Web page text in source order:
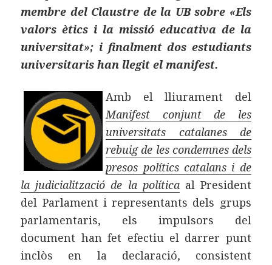
membre del Claustre de la UB sobre «Els
valors ètics i la missió educativa de la
universitat»; i finalment dos estudiants
universitaris han llegit el manifest.
Amb el lliurament del
Manifest conjunt de les
universitats catalanes de
rebuig de les condemnes dels
presos polítics catalans i de
la judicialització de la políticaal President
del Parlament i representants dels grups
parlamentaris, els impulsors del
document han fet efectiu el darrer punt
inclòs en la declaració, consistent